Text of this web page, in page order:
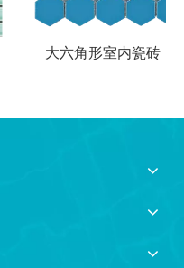
大六角形室内瓷砖